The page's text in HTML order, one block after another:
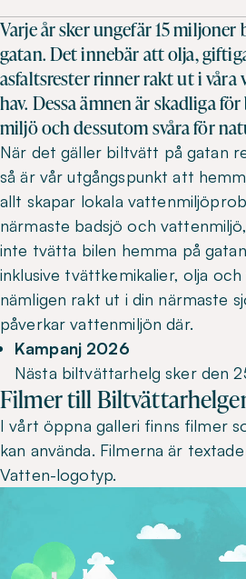
Varje år sker ungefär 15
gatan. Det innebär att olja,
asfaltsrester rinner rakt ut i våra
hav. Dessa ämnen är skadliga
miljö och dessutom svåra för
När det gäller biltvätt på gatan
så är vår utgångspunkt att
allt skapar lokala
närmaste badsjö och
inte tvätta bilen hemma på
inklusive tvättkemikalier, olja
nämligen rakt ut i din närmaste
påverkar vattenmiljön där.
Kampanj 2026
Nästa biltvättarhelg sker den
Filmer till
I vårt öppna galleri finns filmer
kan använda. Filmerna är
Vatten-logotyp.